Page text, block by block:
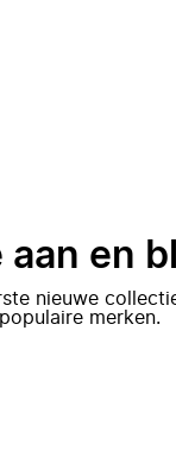
aan en
nieuwe
merken.